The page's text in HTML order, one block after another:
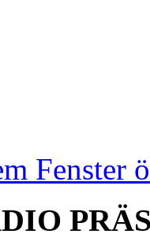
Fenster